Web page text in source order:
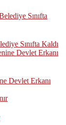
Sınıfta Kaldı
Devlet Erkanı